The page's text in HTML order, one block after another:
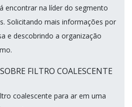
encontrar na líder do segmento
Solicitando mais informações por
e descobrindo a organização
FILTRO COALESCENTE
coalescente para ar em uma